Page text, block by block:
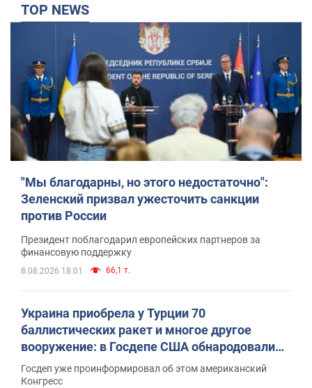
TOP NEWS
"Мы благодарны, но этого недостаточно":
Зеленский призвал ужесточить санкции
против России
Президент поблагодарил европейских партнеров за
финансовую поддержку
8.08.2026 18:01 66,1 т.
Украина приобрела у Турции 70
баллистических ракет и многое другое
вооружение: в Госдепе США обнародовали
список
Госдеп уже проинформировал об этом американский
Конгресс